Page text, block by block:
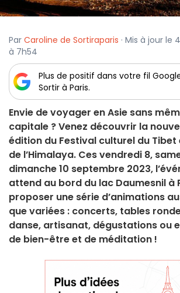
Par Caroline de Sortiraparis · Mis à jour le
à 7h54
Plus de positif dans votre fil
Sortir à Paris.
Envie de voyager en Asie sans
capitale ? Venez découvrir la
édition du Festival culturel du Tibet
de l’Himalaya. Ces vendredi 8,
dimanche 10 septembre 2023,
attend au bord du lac Daumesnil à
proposer une série d’animations
que variées : concerts, tables
danse, artisanat, dégustations ou
de bien-être et de méditation !